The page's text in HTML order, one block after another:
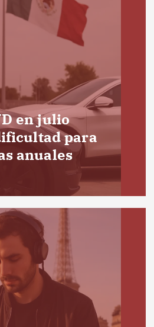
en julio
para
anuales